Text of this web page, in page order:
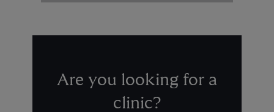
Are you looking for a
clinic?